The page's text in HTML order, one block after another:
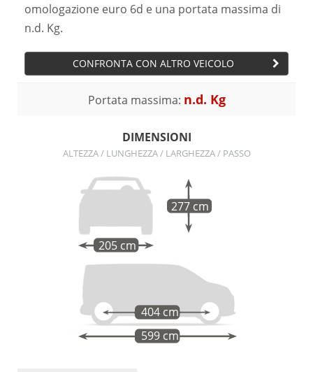
omologazione euro 6d e una portata massima di
n.d. Kg.
CONFRONTA CON ALTRO VEICOLO
Portata massima: n.d. Kg
DIMENSIONI
ALTEZZA / LUNGHEZZA / LARGHEZZA / PASSO
205 cm
277 cm
599 cm
404 cm